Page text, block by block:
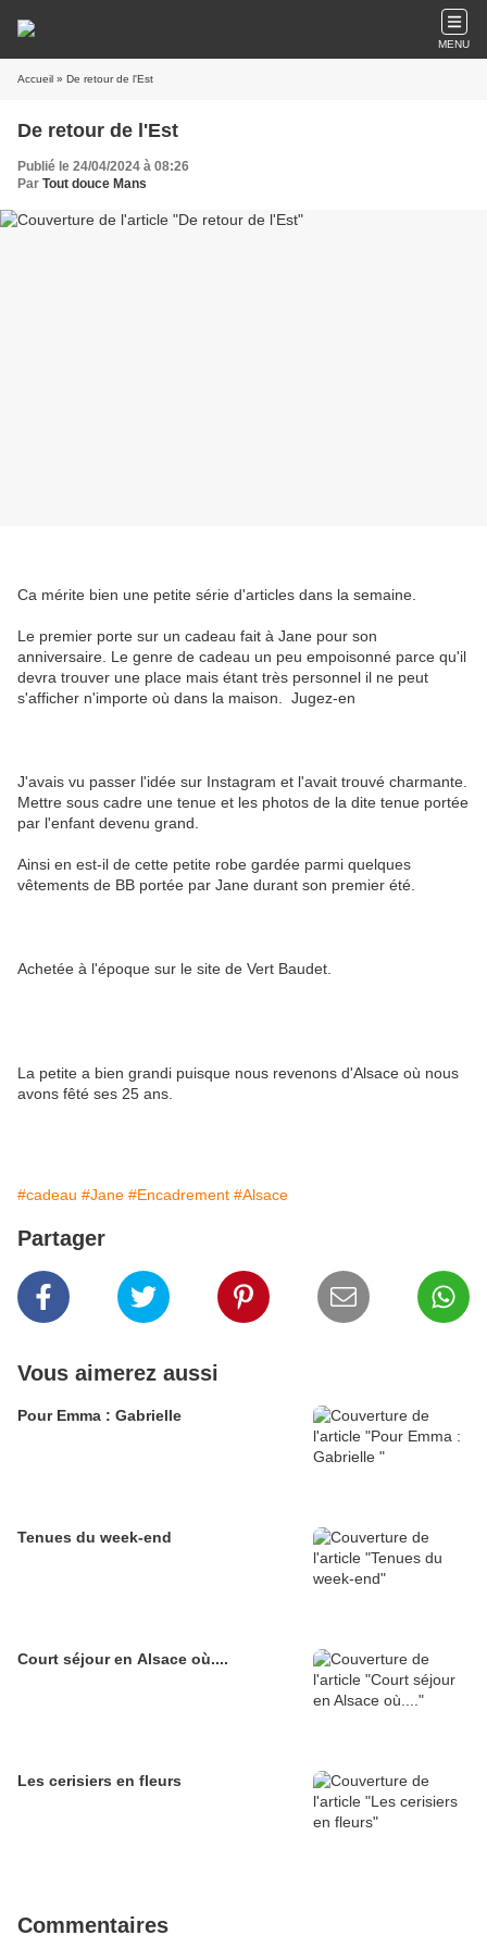
MENU
Accueil » De retour de l'Est
De retour de l'Est
Publié le 24/04/2024 à 08:26
Par Tout douce Mans
Ca mérite bien une petite série d'articles dans la semaine.
Le premier porte sur un cadeau fait à Jane pour son
anniversaire. Le genre de cadeau un peu empoisonné parce qu'il
devra trouver une place mais étant très personnel il ne peut
s'afficher n'importe où dans la maison. Jugez-en
J'avais vu passer l'idée sur Instagram et l'avait trouvé charmante.
Mettre sous cadre une tenue et les photos de la dite tenue portée
par l'enfant devenu grand.
Ainsi en est-il de cette petite robe gardée parmi quelques
vêtements de BB portée par Jane durant son premier été.
Achetée à l'époque sur le site de Vert Baudet.
La petite a bien grandi puisque nous revenons d'Alsace où nous
avons fêté ses 25 ans.
#cadeau #Jane #Encadrement #Alsace
Partager
Vous aimerez aussi
Pour Emma : Gabrielle
Tenues du week-end
Court séjour en Alsace où....
Les cerisiers en fleurs
Commentaires